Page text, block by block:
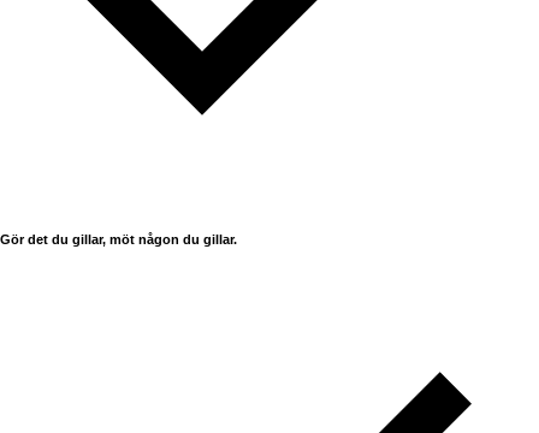
Gör det du gillar, möt någon du gillar.